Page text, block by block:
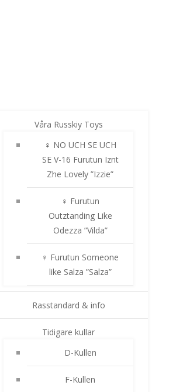
Våra Russkiy Toys
♀ NO UCH SE UCH
SE V-16 Furutun Iznt
Zhe Lovely ”Izzie”
♀ Furutun
Outztanding Like
Odezza ”Vilda”
♀ Furutun Someone
like Salza ”Salza”
Rasstandard & info
Tidigare kullar
D-Kullen
F-Kullen